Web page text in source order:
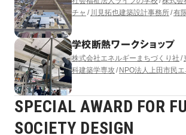
チャ
川見拓也建築設計事務所 有
学校断熱ワークショップ
株式会社エネルギーまちづくり社
科建築学専攻 NPO法人上田市民
SPECIAL AWARD FOR
SOCIETY DESIGN